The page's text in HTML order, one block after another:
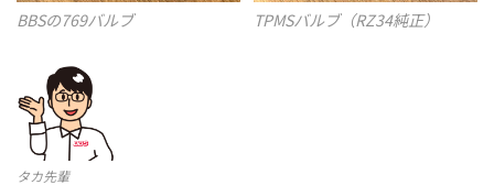
BBSの769バルブ TPMSバルブ（RZ34純正）
タカ先輩